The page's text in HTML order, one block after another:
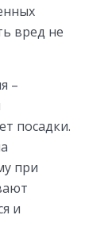
вред не
–
посадки.
при
и